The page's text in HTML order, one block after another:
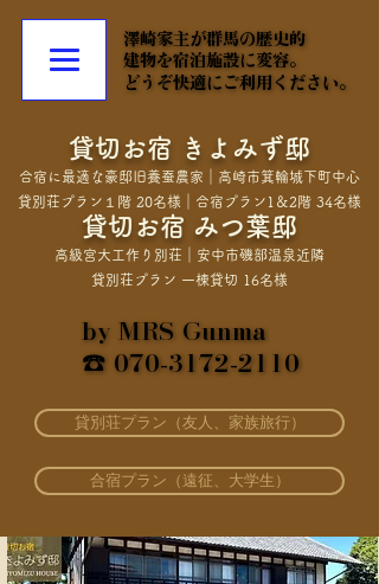
澤崎家主が群馬の歴史的
建物を宿泊施設に変容。
どうぞ快適にご利用ください。
澤崎家主が群馬の歴史的
建物を宿泊施設に変容。
どうぞ快適にご利用ください。
貸切お宿 きよみず邸
合宿に最適な豪邸旧養蚕農家｜高崎市箕輪城下町中心
貸別荘プラン１階 20名様｜合宿プラン1＆2階 34名様
貸切お宿 みつ葉邸
高級宮大工作り別荘｜安中市磯部温泉近隣
貸別荘プラン ​一棟貸切 16名様
by MRS Gunma
☎ 070-3172-2110
by MRS Gunma
☎ 070-3172-2110
貸別荘プラン（友人、家族旅行）
合宿プラン（遠征、大学生）